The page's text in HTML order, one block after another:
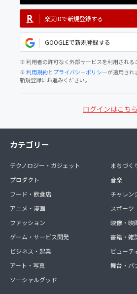
楽天IDで新規登録する
GOOGLEで新規登録する
※ 利用者の許可なく外部サービスを利用される
※利用規約とプライバシーポリシーが適用され
新規登録にお進みください。
ログインはこちら
カテゴリー
テクノロジー・ガジェット
プロダクト
フード・飲食店
アニメ・漫画
ファッション
ゲーム・サービス開発
ビジネス・起業
アート・写真
ソーシャルグッド
まちづく
音楽
チャレン
スポーツ
映像・映
書籍・雑
ビューテ
舞台・パ